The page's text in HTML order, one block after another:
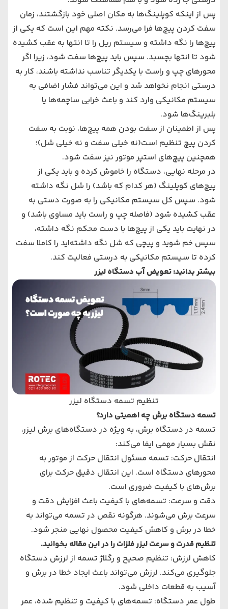
پس از اینکه کوپلینگ‌ها به مکان اصلی خود بازگشتند، زمان
سفت کردن پیچ‌ها فرا می‌رسد. نکته مهم این است که یکی از
پیچ‌ها را نگه داشته و سیستم ریل را تا انتها به عقب کشیده
شود تا انتها بچسبد. سپس باید پیچ‌ها سفت شود، زیرا اگر
محورهای چپ و راست با یکدیگر تناسب نداشته باشند، کار به
درستی انجام نخواهد شد و این می‌تواند فشار اضافی به
سیستم مکانیکی وارد کند و باعث خرابی ساچمه‌ها یا
بلبرینگ‌ها شود.
پس از اطمینان از سفت بودن همه پیچ‌ها، نوبت به سفت
کردن پیچ تنظیم است(نه خیلی سفت و نه خیلی شل)؛
همچنین پیچ‌های استپر موتور نیز سفت شود.
در مرحله نهایی، دستگاه را خاموش کرده و باید یکی از
پیچ‌های کوپلینگ (هر کدام که باشد) را شل نگه داشته
شود. سپس کل سیستم مکانیکی را به صورت دستی به
عقب کشیده شود (فاصله چپ و راست باید مساوی باشد) و
در نهایت باید یکی از پیچ‌ها با دست محکم نگه داشته،
سپس خم شوید و پیچی که شل نگه داشته‌اید را کاملا سفت
کرده تا سیستم مکانیکی به درستی فعالیت کند.
بیشتر بدانید:تعویض آب دستگاه لیزر
تنظیم تسمه دستگاه لیزر
تسمه دستگاه برش چه اهمیتی دارد؟
تسمه در دستگاه برش، به ویژه در دستگاه‌های برش لیزر،
نقش بسیار مهمی ایفا می‌کند:
انتقال حرکت: تسمه مسئول انتقال حرکت از موتور به
محورهای دستگاه است. این انتقال دقیق حرکت برای
برش‌های با کیفیت ضروری است.
دقت و سرعت: تسمه‌های با کیفیت باعث افزایش دقت و
سرعت برش می‌شوند. هرگونه نقص در تسمه می‌تواند به
خطا در برش و کاهش کیفیت محصول نهایی منجر شود.
تنظیم قدرت و سرعت لیزر فلزاترا در این مقاله بخوانید.
کاهش لرزش: تنظیم صحیح و رگلاژ تسمه از لرزش دستگاه
جلوگیری می‌کند. لرزش می‌تواند باعث ایجاد خطا در برش و
آسیب به قطعات داخلی شود.
طول عمر دستگاه: تسمه‌های با کیفیت و تنظیم شده، عمر